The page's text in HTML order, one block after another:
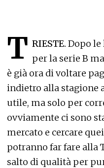
T RIESTE. Dopo le
per la serie B
è già ora di voltare
indietro alla stagione
utile, ma solo per
ovviamente ci sono
mercato e cercare
potranno far fare alla
salto di qualità per